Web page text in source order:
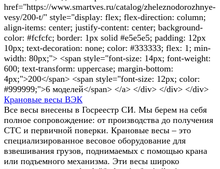
href="https://www.smartves.ru/catalog/zheleznodorozhnye-
vesy/200-t/" style="display: flex; flex-direction: column;
align-items: center; justify-content: center; background-
color: #fcfcfc; border: 1px solid #e5e5e5; padding: 12px
10px; text-decoration: none; color: #333333; flex: 1; min-
width: 80px;"> <span style="font-size: 14px; font-weight:
600; text-transform: uppercase; margin-bottom:
4px;">200</span> <span style="font-size: 12px; color:
#999999;">6 моделей</span> </a> </div> </div> </div>
Крановые весы ВЭК
Все весы внесены в Госреестр СИ. Мы берем на себя
полное сопровождение: от производства до получения
СТС и первичной поверки. Крановые весы – это
специализированное весовое оборудование для
взвешивания грузов, поднимаемых с помощью крана
или подъемного механизма. Эти весы широко